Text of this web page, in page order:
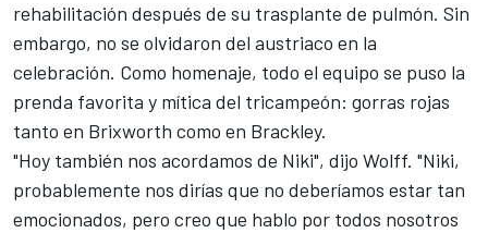
rehabilitación después de su trasplante de pulmón. Sin
embargo, no se olvidaron del austriaco en la
celebración. Como homenaje, todo el equipo se puso la
prenda favorita y mítica del tricampeón: gorras rojas
tanto en Brixworth como en Brackley.
"Hoy también nos acordamos de Niki", dijo Wolff. "Niki,
probablemente nos dirías que no deberíamos estar tan
emocionados, pero creo que hablo por todos nosotros